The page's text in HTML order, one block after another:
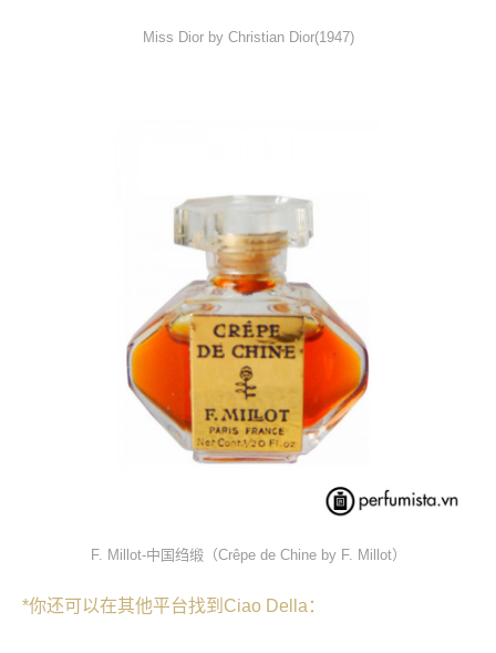
Miss Dior by Christian Dior(1947)
F. Millot-中国绉缎（Crêpe de Chine by F. Millot）
*你还可以在其他平台找到Ciao Della：